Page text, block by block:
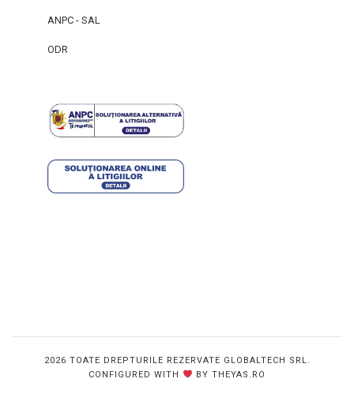
ANPC - SAL
ODR
2026 TOATE DREPTURILE REZERVATE GLOBALTECH SRL.
CONFIGURED WITH
BY THEYAS.RO